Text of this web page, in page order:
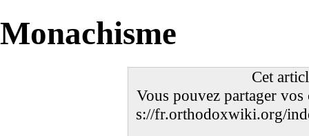
Monachisme
Cet
Vous pouvez partager vos